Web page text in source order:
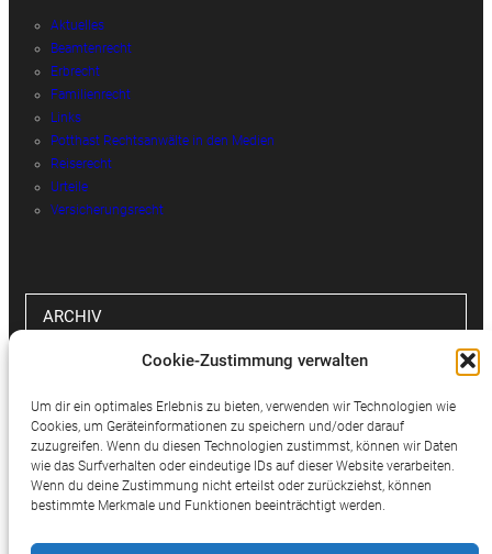
Cookie-Zustimmung verwalten
Um dir ein optimales Erlebnis zu bieten, verwenden wir Technologien wie
Cookies, um Geräteinformationen zu speichern und/oder darauf
zuzugreifen. Wenn du diesen Technologien zustimmst, können wir Daten
wie das Surfverhalten oder eindeutige IDs auf dieser Website verarbeiten.
Wenn du deine Zustimmung nicht erteilst oder zurückziehst, können
bestimmte Merkmale und Funktionen beeinträchtigt werden.
Aktuelles
Beamtenrecht
Erbrecht
Familienrecht
Links
Potthast Rechtsanwälte in den Medien
Reiserecht
Urteile
Versicherungsrecht
ARCHIV
SOCIAL MEDIA
Twitter Facebook Instagram